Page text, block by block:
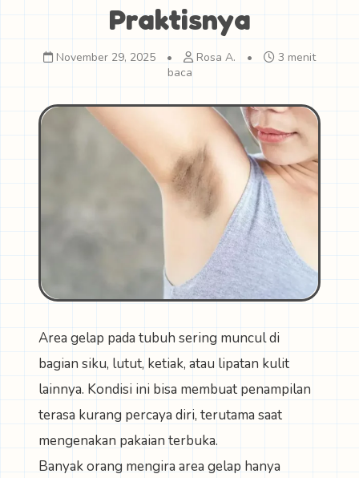
Praktisnya
November 29, 2025 • Rosa A. •
3 menit
baca
Area gelap pada tubuh sering muncul di
bagian siku, lutut, ketiak, atau lipatan kulit
lainnya. Kondisi ini bisa membuat penampilan
terasa kurang percaya diri, terutama saat
mengenakan pakaian terbuka.
Banyak orang mengira area gelap hanya